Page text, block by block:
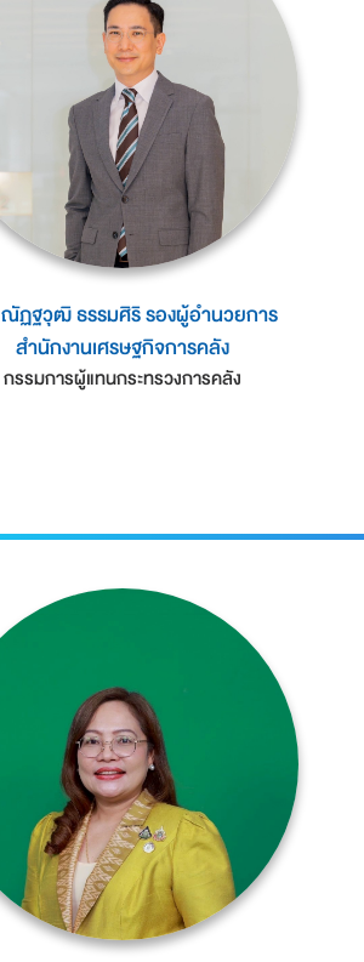
ฏฐวุฒิ ธรรมศิริ รองผู้อำนวยการ
สำนักงานเศรษฐกิจการคลัง
กรรมการผู้แทนกระทรวงการคลัง